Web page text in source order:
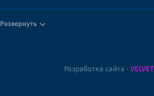
Развернуть
Разработка сайта -VELVET